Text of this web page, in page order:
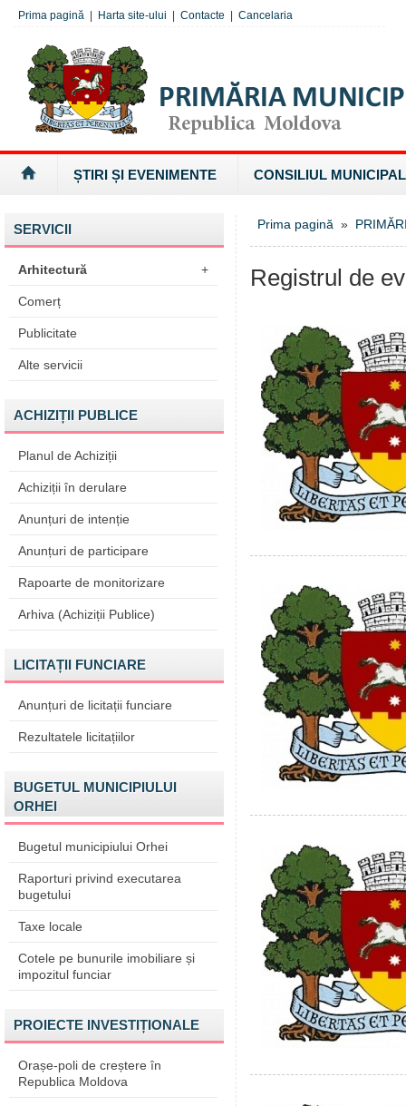
Prima pagină Harta site-ului Contacte Cancelaria
ȘTIRI ȘI EVENIMENTE CONSILIUL MUNICIPAL
SERVICII
Arhitectură +
Comerț
Publicitate
Alte servicii
ACHIZIȚII PUBLICE
Planul de Achiziții
Achiziții în derulare
Anunțuri de intenție
Anunțuri de participare
Rapoarte de monitorizare
Arhiva (Achiziții Publice)
LICITAȚII FUNCIARE
Anunțuri de licitații funciare
Rezultatele licitațiilor
BUGETUL MUNICIPIULUI
ORHEI
Bugetul municipiului Orhei
Raporturi privind executarea
bugetului
Taxe locale
Cotele pe bunurile imobiliare și
impozitul funciar
PROIECTE INVESTIȚIONALE
Orașe-poli de creștere în
Republica Moldova
Prima pagină »
Registrul de